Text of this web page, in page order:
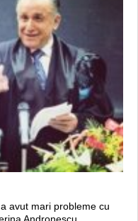
avut mari probleme cu